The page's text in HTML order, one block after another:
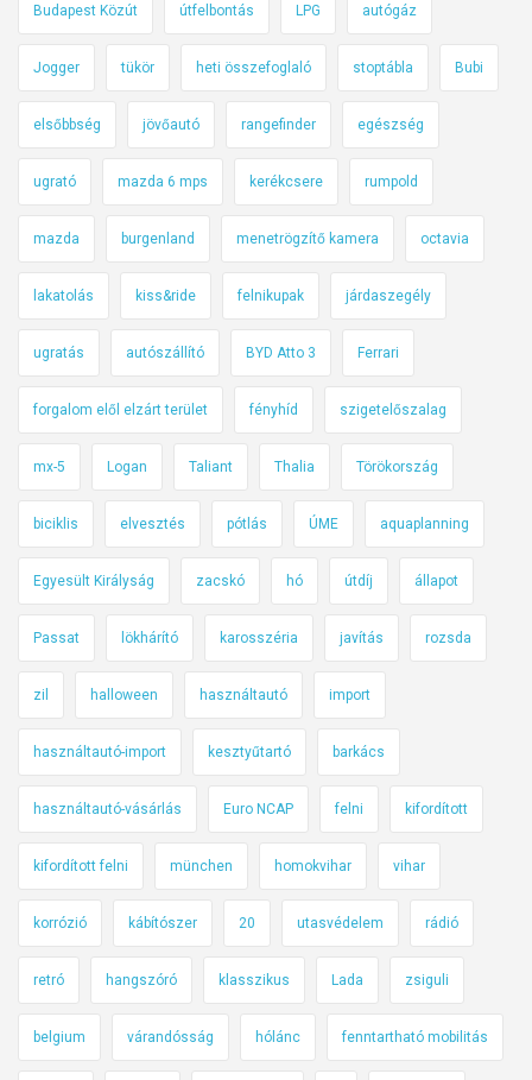
Budapest Közút útfelbontás LPG autógáz
Jogger tükör heti összefoglaló stoptábla Bubi
elsőbbség jövőautó rangefinder egészség
ugrató mazda 6 mps kerékcsere rumpold
mazda burgenland menetrögzítő kamera octavia
lakatolás kiss&ride felnikupak járdaszegély
ugratás autószállító BYD Atto 3 Ferrari
forgalom elől elzárt terület fényhíd szigetelőszalag
mx-5 Logan Taliant Thalia Törökország
biciklis elvesztés pótlás ÚME aquaplanning
Egyesült Királyság zacskó hó útdíj állapot
Passat lökhárító karosszéria javítás rozsda
zil halloween használtautó import
használtautó-import kesztyűtartó barkács
használtautó-vásárlás Euro NCAP felni kifordított
kifordított felni münchen homokvihar vihar
korrózió kábítószer 20 utasvédelem rádió
retró hangszóró klasszikus Lada zsiguli
belgium várandósság hólánc fenntartható mobilitás